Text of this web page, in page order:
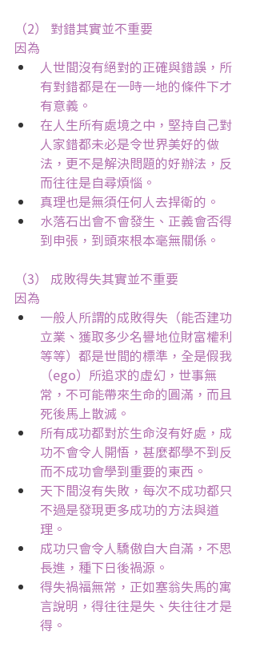
（2） 對錯其實並不重要
因為
人世間沒有絕對的正確與錯誤，所
有對錯都是在一時一地的條件下才
有意義。
在人生所有處境之中，堅持自己對
人家錯都未必是令世界美好的做
法，更不是解決問題的好辦法，反
而往往是自尋煩惱。
真理也是無須任何人去捍衛的。
水落石出會不會發生、正義會否得
到申張，到頭來根本毫無關係。
（3） 成敗得失其實並不重要
因為
一般人所謂的成敗得失（能否建功
立業、獲取多少名譽地位財富權利
等等）都是世間的標準，全是假我
（ego）所追求的虛幻，世事無
常，不可能帶來生命的圓滿，而且
死後馬上散滅。
所有成功都對於生命沒有好處，成
功不會令人開悟，甚麼都學不到反
而不成功會學到重要的東西。
天下間沒有失敗，每次不成功都只
不過是發現更多成功的方法與道
理。
成功只會令人驕傲自大自滿，不思
長進，種下日後禍源。
得失禍福無常，正如塞翁失馬的寓
言說明，得往往是失、失往往才是
得。